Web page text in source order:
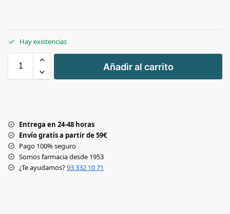
Hay existencias
+
-
Añadir al carrito
Entrega en 24-48 horas
Envío gratis a partir de 59€
Pago 100% seguro
Somos farmacia desde 1953
¿Te ayudamos?93 332 10 71